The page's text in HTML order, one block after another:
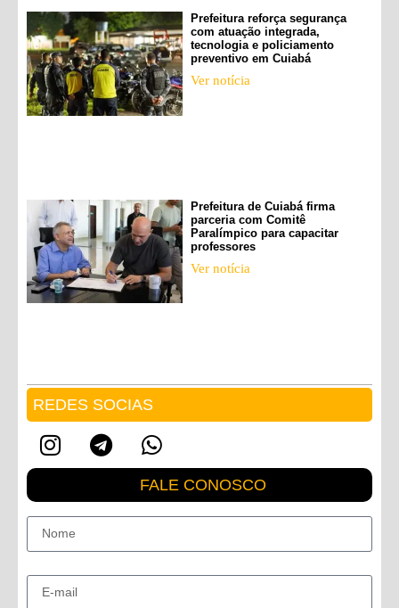
Prefeitura reforça segurança
com atuação integrada,
tecnologia e policiamento
preventivo em Cuiabá
Ver notícia
Prefeitura de Cuiabá firma
parceria com Comitê
Paralímpico para capacitar
professores
Ver notícia
REDES SOCIAS
FALE CONOSCO